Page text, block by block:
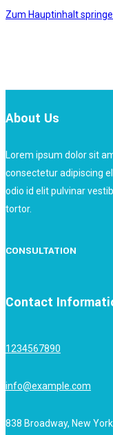
Zum Hauptinhalt
About Us
Lorem ipsum dolor sit
consectetur adipiscing
odio id elit pulvinar
tortor.
CONSULTATION
Contact
1234567890
info@example.com
838 Broadway, New